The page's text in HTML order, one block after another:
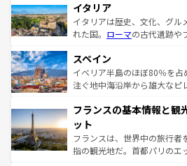
イタリア
イタリアは歴史、文化、グル
れた国。 ローマの古代遺跡や
ろん、トスカーナの美しい田
景など、自然景観も見逃せな
ピザやパスタなど、絶品のイ
ませてくれるイタリアで、忘
なお、新着のイタリア情報は
しい。
スペイン
イベリア半島のほぼ80％を
注ぐ地中海沿岸から雄大なピ
文化が根付くこの国では、情
れる闘牛、そして美味しいタ
る。首都マドリードの洗練さ
アートに溢れた街角から、地
フランスの基本情報と観
ット
フランスは、世界中の旅行者
指の観光地だ。首都パリのエ